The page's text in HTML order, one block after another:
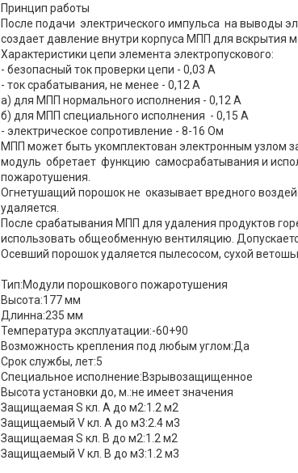
Принцип работы
После подачи электрического импульса на выводы
создает давление внутри корпуса МПП для вскрытия
Характеристики цепи элемента электропускового:
- безопасный ток проверки цепи - 0,03 А
- ток срабатывания, не менее - 0,12 А
а) для МПП нормального исполнения - 0,12 А
б) для МПП специального исполнения - 0,15 А
- электрическое сопротивление - 8-16 Ом
МПП может быть укомплектован электронным узлом
модуль обретает функцию самосрабатывания и
пожаротушения.
Огнетушащий порошок не оказывает вредного
удаляется.
После срабатывания МПП для удаления продуктов
использовать общеобменную вентиляцию.
Осевший порошок удаляется пылесосом, сухой
Тип:Модули порошкового пожаротушения
Высота:177 мм
Длинна:235 мм
Температура эксплуатации:-60+90
Возможность крепления под любым углом:Да
Срок службы, лет:5
Специальное исполнение:Взрывозащищенное
Высота установки до, м.:не имеет значения
Защищаемая S кл. А до м2:1.2 м2
Защищаемый V кл. А до м3:2.4 м3
Защищаемая S кл. B до м2:1.2 м2
Защищаемый V кл. В до м3:1.2 м3